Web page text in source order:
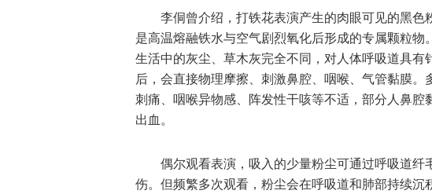
李侗曾介绍，打铁花表演产生的肉眼可见的黑色
是高温熔融铁水与空气剧烈氧化后形成的专属颗粒物
生活中的灰尘、草木灰完全不同，对人体呼吸道具
后，会直接物理摩擦、刺激鼻腔、咽喉、气管黏膜
刺痛、咽喉异物感、阵发性干咳等不适，部分人鼻
出血。
偶尔观看表演，吸入的少量粉尘可通过呼吸道纤
伤。但频繁多次观看，粉尘会在呼吸道和肺部持续